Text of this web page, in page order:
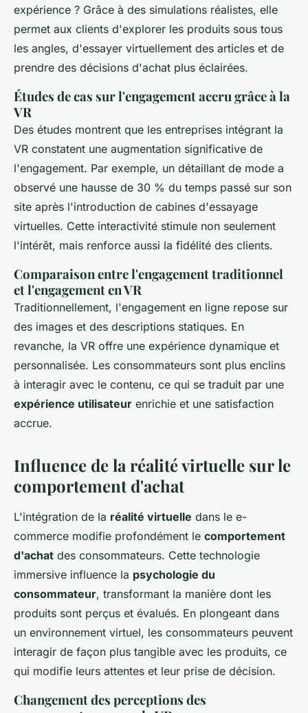
expérience ? Grâce à des simulations réalistes, elle
permet aux clients d'explorer les produits sous tous
les angles, d'essayer virtuellement des articles et de
prendre des décisions d'achat plus éclairées.
Études de cas sur l'engagement accru grâce à la
VR
Des études montrent que les entreprises intégrant la
VR constatent une augmentation significative de
l'engagement. Par exemple, un détaillant de mode a
observé une hausse de 30 % du temps passé sur son
site après l'introduction de cabines d'essayage
virtuelles. Cette interactivité stimule non seulement
l'intérêt, mais renforce aussi la fidélité des clients.
Comparaison entre l'engagement traditionnel
et l'engagement en VR
Traditionnellement, l'engagement en ligne repose sur
des images et des descriptions statiques. En
revanche, la VR offre une expérience dynamique et
personnalisée. Les consommateurs sont plus enclins
à interagir avec le contenu, ce qui se traduit par une
expérience utilisateur enrichie et une satisfaction
accrue.
Influence de la réalité virtuelle sur le
comportement d'achat
L'intégration de la réalité virtuelle dans le e-
commerce modifie profondément le comportement
d'achat des consommateurs. Cette technologie
immersive influence la psychologie du
consommateur, transformant la manière dont les
produits sont perçus et évalués. En plongeant dans
un environnement virtuel, les consommateurs peuvent
interagir de façon plus tangible avec les produits, ce
qui modifie leurs attentes et leur prise de décision.
Changement des perceptions des